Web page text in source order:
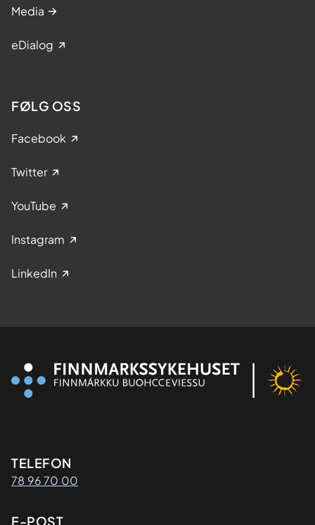
Media
eDialog
FØLG OSS
Facebook
Twitter
YouTube
Instagram
LinkedIn
Kontaktinformasjon
TELEFON
78 96 70 00
E-POST